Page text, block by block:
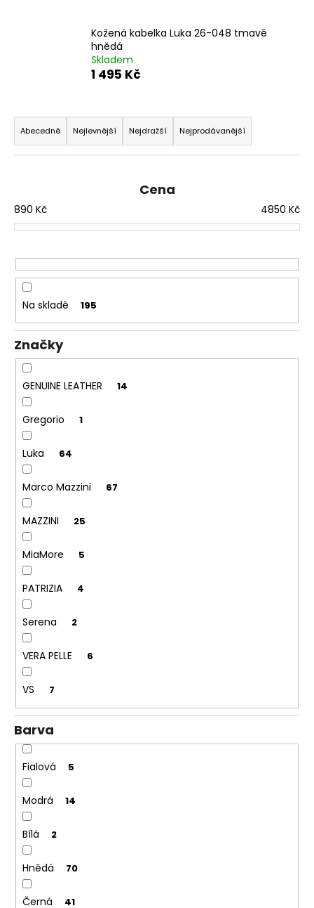
Kožená kabelka Luka 26-048 tmavě
hnědá
Skladem
1 495 Kč
Ř
a
z
í
p
o
d
u
k
t
ů
Abecedně Nejlevnější Nejdražší Nejprodávanější
Cena
890 Kč 4850 Kč
Na skladě 195
Značky
GENUINE LEATHER 14
Gregorio 1
Luka 64
Marco Mazzini 67
MAZZINI 25
MiaMore 5
PATRIZIA 4
Serena 2
VERA PELLE 6
VS 7
Barva
Fialová 5
Modrá 14
Bílá 2
Hnědá 70
Černá 41
HLEDAT
D
o
p
u
č
u
e
m